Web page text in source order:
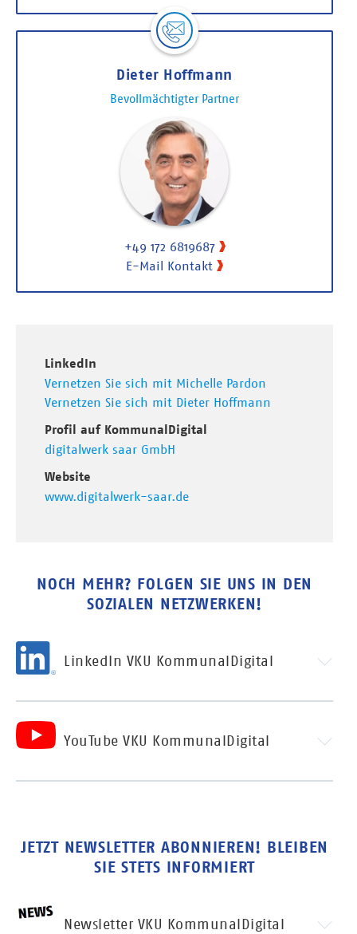
Dieter Hoffmann
Bevollmächtigter Partner
+49 172 6819687
E-Mail Kontakt
LinkedIn
Vernetzen Sie sich mit Michelle Pardon
Vernetzen Sie sich mit Dieter Hoffmann
Profil auf KommunalDigital
digitalwerk saar GmbH
Website
www.digitalwerk-saar.de
NOCH MEHR? FOLGEN SIE UNS IN DEN
SOZIALEN NETZWERKEN!
LinkedIn VKU KommunalDigital
YouTube VKU KommunalDigital
JETZT NEWSLETTER ABONNIEREN! BLEIBEN
SIE STETS INFORMIERT
Newsletter VKU KommunalDigital